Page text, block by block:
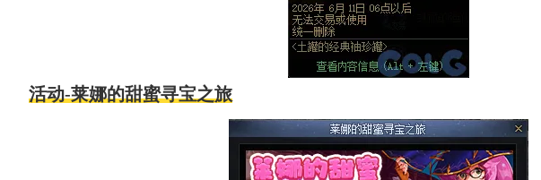
活动-莱娜的甜蜜寻宝之旅